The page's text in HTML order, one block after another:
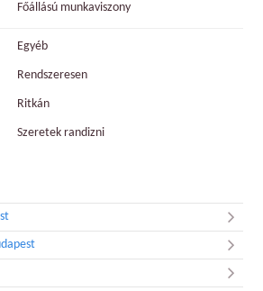
Főállású munkaviszony
Egyéb
Rendszeresen
Ritkán
Szeretek randizni